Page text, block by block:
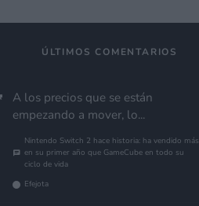
ÚLTIMOS COMENTARIOS
A los precios que se están
empezando a mover, lo...
Nintendo Switch 2 hace historia: ha vendido más
en su primer año que GameCube en todo su
ciclo de vida
Efejota